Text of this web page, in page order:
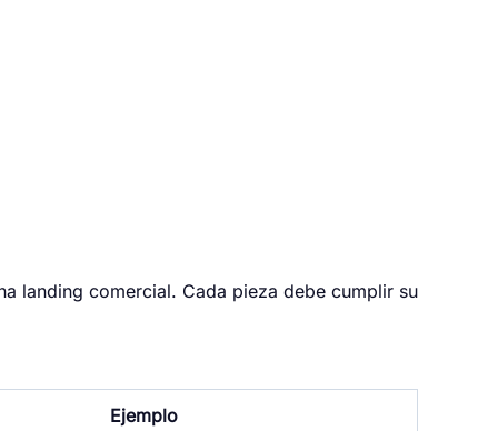
landing comercial. Cada pieza debe cumplir su
Ejemplo